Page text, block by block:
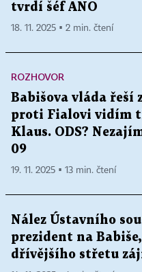
tvrdí šéf ANO
18. 11. 2025 ▪ 2 min. čtení
ROZHOVOR
Babišova vláda řeší
proti Fialovi vidím
Klaus. ODS?
09
19. 11. 2025 ▪ 13 min. čtení
Nález Ústavního
prezident na
dřívějšího střetu